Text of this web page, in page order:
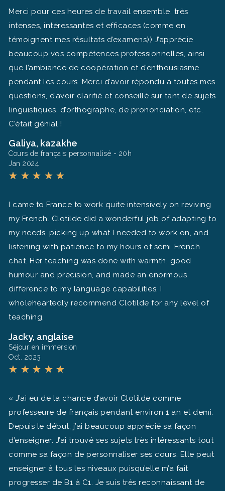
Merci pour ces heures de travail ensemble, très
intenses, intéressantes et efficaces (comme en
témoignent mes résultats d’examens)) J’apprécie
beaucoup vos compétences professionnelles, ainsi
que l’ambiance de coopération et d’enthousiasme
pendant les cours. Merci d’avoir répondu à toutes mes
questions, d’avoir clarifié et conseillé sur tant de sujets
linguistiques, d’orthographe, de prononciation, etc.
C’était génial !
Galiya, kazakhe
Cours de français personnalisé - 20h
Jan 2024
★ ★ ★ ★ ★
I came to France to work quite intensively on reviving
my French. Clotilde did a wonderful job of adapting to
my needs, picking up what I needed to work on, and
listening with patience to my hours of semi-French
chat. Her teaching was done with warmth, good
humour and precision, and made an enormous
difference to my language capabilities. I
wholeheartedly recommend Clotilde for any level of
teaching.
Jacky, anglaise
Séjour en immersion
Oct. 2023
★ ★ ★ ★ ★
« J’ai eu de la chance d’avoir Clotilde comme
professeure de français pendant environ 1 an et demi.
Depuis le début, j’ai beaucoup apprécié sa façon
d’enseigner. J’ai trouvé ses sujets très intéressants tout
comme sa façon de personnaliser ses cours. Elle peut
enseigner à tous les niveaux puisqu’elle m’a fait
progresser de B1 à C1. Je suis très reconnaissant de